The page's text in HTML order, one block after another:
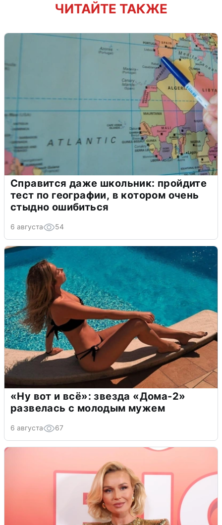
ЧИТАЙТЕ ТАКЖЕ
Справится даже школьник: пройдите
тест по географии, в котором очень
стыдно ошибиться
6 августа 54
«Ну вот и всё»: звезда «Дома-2»
развелась с молодым мужем
6 августа 67